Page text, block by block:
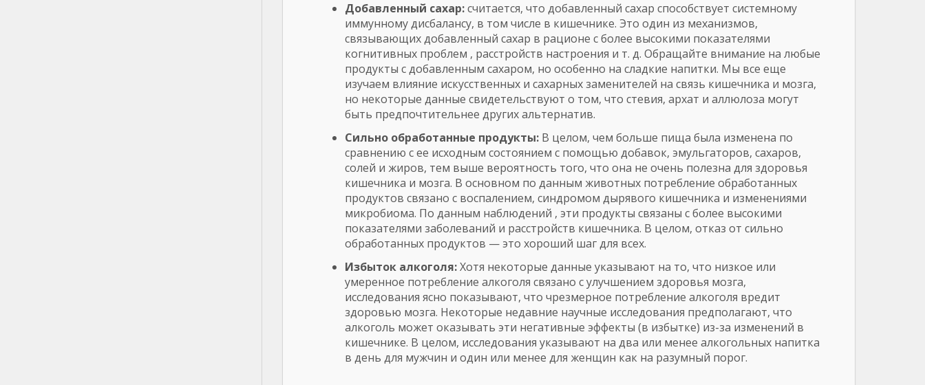
Добавленный сахар:считается, что добавленный сахар способствует системному
иммунному дисбалансу, в том числе в кишечнике. Это один из механизмов,
связывающих добавленный сахар в рационе с более высокими показателями
когнитивных проблем , расстройств настроения и т. д. Обращайте внимание на любые
продукты с добавленным сахаром, но особенно на сладкие напитки. Мы все еще
изучаем влияние искусственных и сахарных заменителей на связь кишечника и мозга,
но некоторые данные свидетельствуют о том, что стевия, архат и аллюлоза могут
быть предпочтительнее других альтернатив.
Сильно обработанные продукты:В целом, чем больше пища была изменена по
сравнению с ее исходным состоянием с помощью добавок, эмульгаторов, сахаров,
солей и жиров, тем выше вероятность того, что она не очень полезна для здоровья
кишечника и мозга. В основном по данным животных потребление обработанных
продуктов связано с воспалением, синдромом дырявого кишечника и изменениями
микробиома. По данным наблюдений , эти продукты связаны с более высокими
показателями заболеваний и расстройств кишечника. В целом, отказ от сильно
обработанных продуктов — это хороший шаг для всех.
Избыток алкоголя:Хотя некоторые данные указывают на то, что низкое или
умеренное потребление алкоголя связано с улучшением здоровья мозга,
исследования ясно показывают, что чрезмерное потребление алкоголя вредит
здоровью мозга. Некоторые недавние научные исследования предполагают, что
алкоголь может оказывать эти негативные эффекты (в избытке) из-за изменений в
кишечнике. В целом, исследования указывают на два или менее алкогольных напитка
в день для мужчин и один или менее для женщин как на разумный порог.